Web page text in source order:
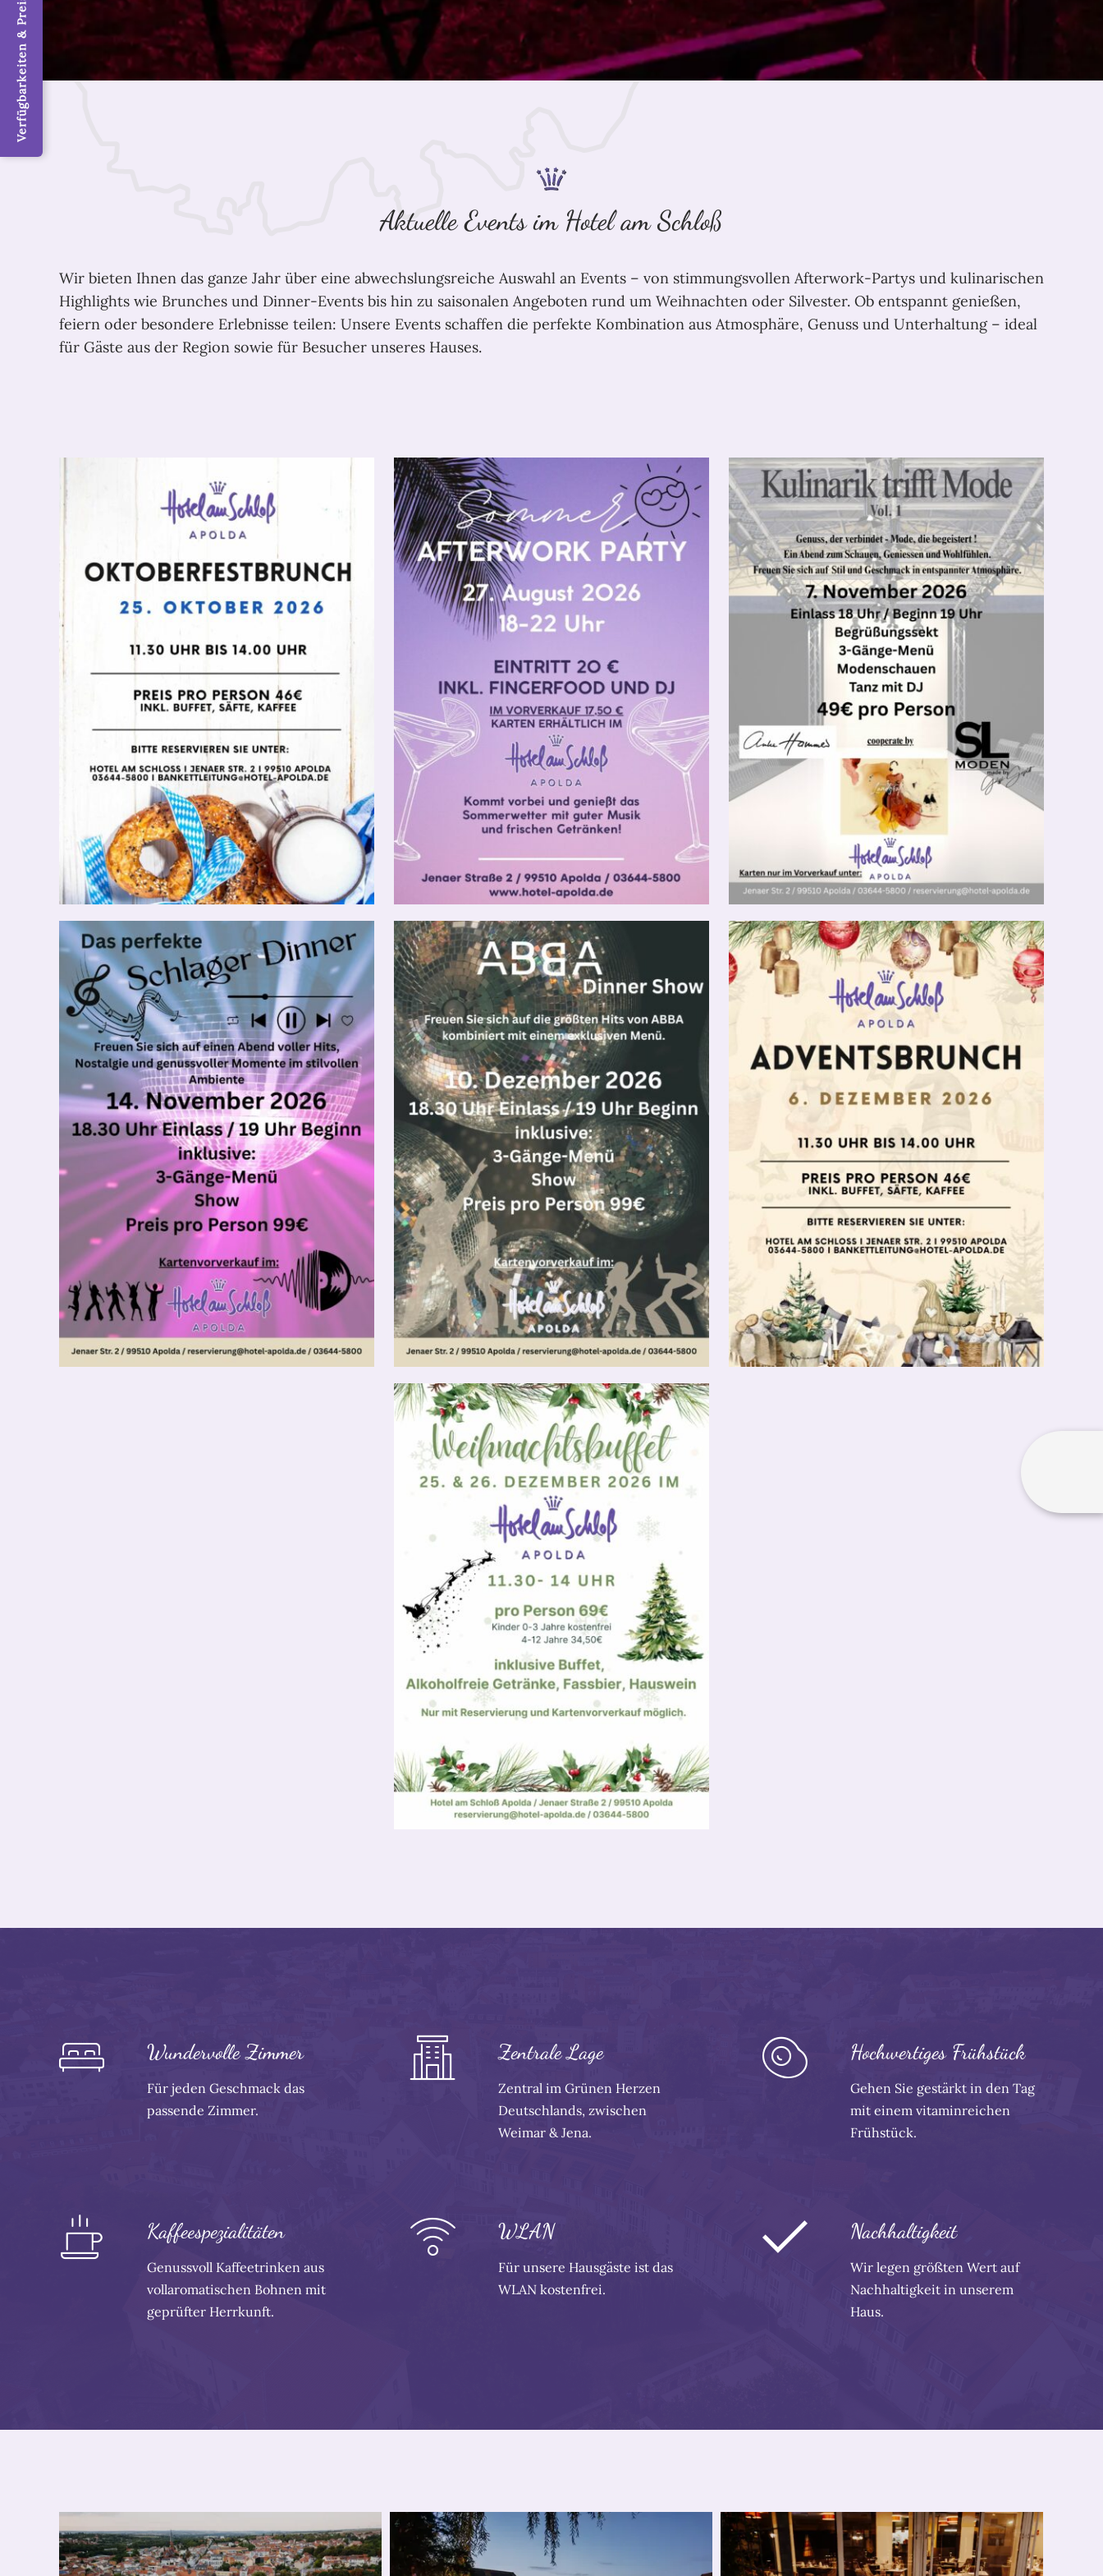
Aktuelle Events im Hotel am Schloß
Wir bieten Ihnen das ganze Jahr über eine abwechslungsreiche Auswahl an Events – von stimmungsvollen Afterwork-Partys und kulinarischen
Highlights wie Brunches und Dinner-Events bis hin zu saisonalen Angeboten rund um Weihnachten oder Silvester. Ob entspannt genießen,
feiern oder besondere Erlebnisse teilen: Unsere Events schaffen die perfekte Kombination aus Atmosphäre, Genuss und Unterhaltung – ideal
für Gäste aus der Region sowie für Besucher unseres Hauses.
Wundervolle Zimmer
Für jeden Geschmack das
passende Zimmer.
Zentrale Lage
Zentral im Grünen Herzen
Deutschlands, zwischen
Weimar & Jena.
Hochwertiges Frühstück
Gehen Sie gestärkt in den Tag
mit einem vitaminreichen
Frühstück.
Kaffeespezialitäten
Genussvoll Kaffeetrinken aus
vollaromatischen Bohnen mit
geprüfter Herrkunft.
WLAN
Für unsere Hausgäste ist das
WLAN kostenfrei.
Nachhaltigkeit
Wir legen größten Wert auf
Nachhaltigkeit in unserem
Haus.